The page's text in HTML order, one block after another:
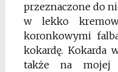
przeznaczone do
w lekko
koronkowymi
kokardę. Kokarda
także na mojej